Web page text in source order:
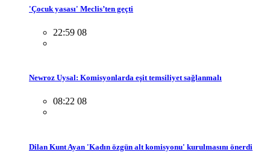
'Çocuk yasası' Meclis’ten geçti
22:59 08
Newroz Uysal: Komisyonlarda eşit temsiliyet sağlanmalı
08:22 08
Dilan Kunt Ayan 'Kadın özgün alt komisyonu' kurulmasını önerdi